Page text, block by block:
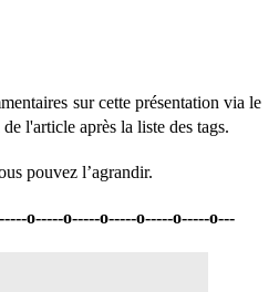
sur cette présentation via le
l'article après la liste des tags.
pouvez l’agrandir.
o-----o-----o-----o-----o-----o---